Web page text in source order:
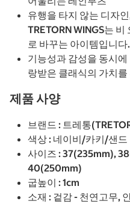
유행을 타지 않는 디자
TRETORN WINGS는
로 바꾸는 아이템입니다.
기능성과 감성을 동시
랑받은 클래식의 가치
제품 사양
브랜드 : 트레통
색상 : 네이비/카키/샌드
사이즈 : 37(235mm),
40(250mm)
굽높이 : 1cm
소재 : 겉감 - 천연고무,